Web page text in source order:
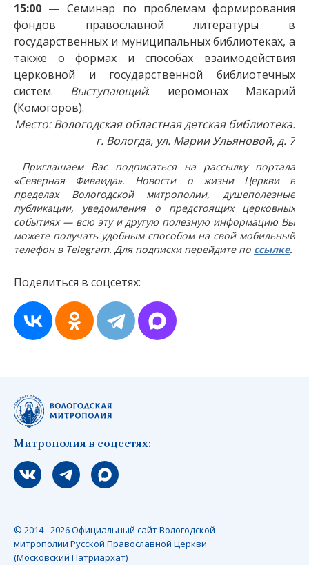
15:00 —Семинар по проблемам формирования
фондов православной литературы в
государственных и муниципальных библиотеках, а
также о формах и способах взаимодействия
церковной и государственной библиотечных
систем. Выступающий: иеромонах Макарий
(Комогоров).
Место: Вологодская областная детская библиотека.
г. Вологда, ул. Марии Ульяновой, д. 7
Приглашаем Вас подписаться на рассылку портала
«Северная Фиваида». Новости о жизни Церкви в
пределах Вологодской митрополии, душеполезные
публикации, уведомления о предстоящих церковных
событиях — всю эту и другую полезную информацию Вы
можете получать удобным способом на свой мобильный
телефон в Telegram. Для подписки перейдите по ссылке.
Поделиться в соцсетях:
Митрополия в соцсетях:
Мы вконтакте
Мы в telegram
Мы в Макс
© 2014 - 2026 Официальный сайт Вологодской
митрополии Русской Православной Церкви
(Московский Патриархат)